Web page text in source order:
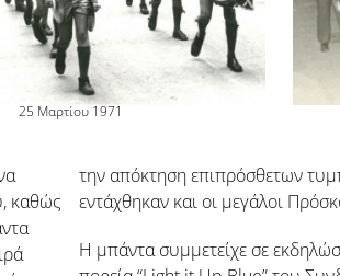
25 Μαρτίου 1971
καθώς
την απόκτηση επιπρόσθετων
εντάχθηκαν και οι μεγάλοι
Η μπάντα συμμετείχε σε